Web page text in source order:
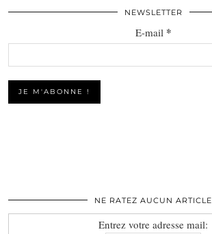
NEWSLETTER
E-mail *
NE RATEZ AUCUN ARTICLE
Entrez votre adresse mail: